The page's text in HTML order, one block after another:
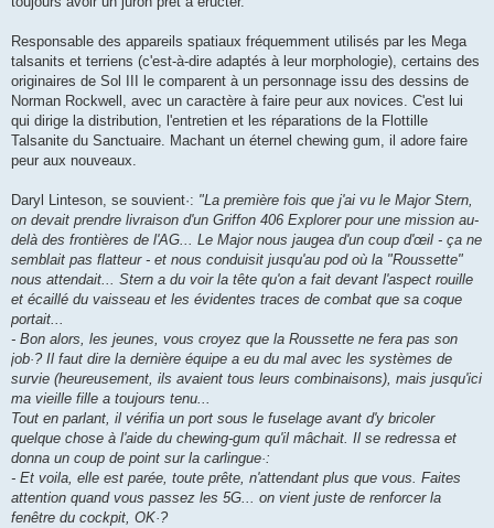
Responsable des appareils spatiaux fréquemment utilisés par les Mega
talsanits et terriens (c'est-à-dire adaptés à leur morphologie), certains des
originaires de Sol III le comparent à un personnage issu des dessins de
Norman Rockwell, avec un caractère à faire peur aux novices. C'est lui
qui dirige la distribution, l'entretien et les réparations de la Flottille
Talsanite du Sanctuaire. Machant un éternel chewing gum, il adore faire
peur aux nouveaux.
Daryl Linteson, se souvient·: "La première fois que j'ai vu le Major Stern,
on devait prendre livraison d'un Griffon 406 Explorer pour une mission au-
delà des frontières de l'AG... Le Major nous jaugea d'un coup d'œil - ça ne
semblait pas flatteur - et nous conduisit jusqu'au pod où la "Roussette"
nous attendait... Stern a du voir la tête qu'on a fait devant l'aspect rouille
et écaillé du vaisseau et les évidentes traces de combat que sa coque
portait...
- Bon alors, les jeunes, vous croyez que la Roussette ne fera pas son
job·? Il faut dire la dernière équipe a eu du mal avec les systèmes de
survie (heureusement, ils avaient tous leurs combinaisons), mais jusqu'ici
ma vieille fille a toujours tenu...
Tout en parlant, il vérifia un port sous le fuselage avant d'y bricoler
quelque chose à l'aide du chewing-gum qu'il mâchait. Il se redressa et
donna un coup de point sur la carlingue·:
- Et voila, elle est parée, toute prête, n'attendant plus que vous. Faites
attention quand vous passez les 5G... on vient juste de renforcer la
fenêtre du cockpit, OK·?